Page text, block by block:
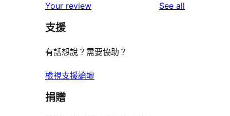
reviews
star
reviews
Your review See all
支援
有話想說？需要協助？
檢視支援論壇
捐贈